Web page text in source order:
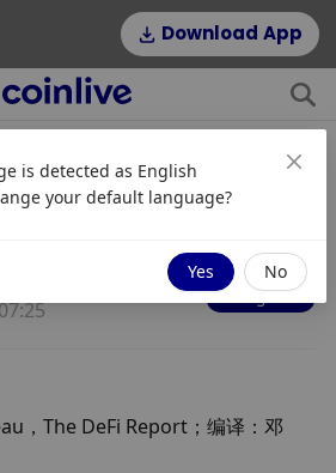
Download App
格是否应该比 ETH 低
Mengikuti
，The DeFi Report；编译：邓
is detected as English
your default language?
Yes No